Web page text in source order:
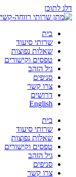
דלג לתוכן
בית
שרותי סיעוד
שאלות נפוצות
טפסים וקישורים
גיל הזהב
סניפים
צרו קשר
דרושים
English
בית
שרותי סיעוד
שאלות נפוצות
טפסים וקישורים
גיל הזהב
סניפים
צרו קשר